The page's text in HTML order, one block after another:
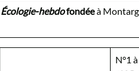
Écologie-hebdofondéeà
N°1